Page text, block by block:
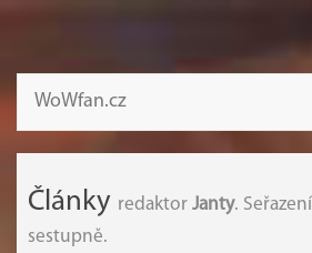
WoWfan.cz
Články redaktor Janty. Seřazení
sestupně.